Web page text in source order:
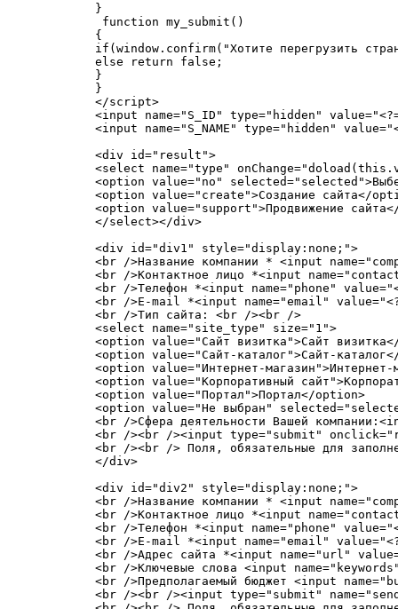
}
function my_submit()
{
if(window.confirm("Хотите перегрузить
else return false;
}
}
</script>
<input name="S_ID" type="hidden"
<input name="S_NAME" type="hidden"
<div id="result">
<select name="type"
<option value="no"
<option value="create">Создание сайта</
<option value="support">Продвижение
</select></div>
<div id="div1" style="display:none;">
<br />Название компании * <input
<br />Контактное лицо *<input
<br />Телефон *<input name="phone"
<br />E-mail *<input name="email"
<br />Тип сайта: <br /><br />
<select name="site_type" size="1">
<option value="Сайт визитка">Сайт
<option value="Сайт-каталог">Сайт-
<option value="Интернет-
<option value="Корпоративный
<option value="Портал">Портал</option>
<option value="Не выбран"
<br />Сфера деятельности Вашей
<br /><br /><input type="submit"
<br /><br /> Поля, обязательные для
</div>
<div id="div2" style="display:none;">
<br />Название компании * <input
<br />Контактное лицо *<input
<br />Телефон *<input name="phone"
<br />E-mail *<input name="email"
<br />Адрес сайта *<input name="url"
<br />Ключевые слова <input
<br />Предполагаемый бюджет <input
<br /><br /><input type="submit"